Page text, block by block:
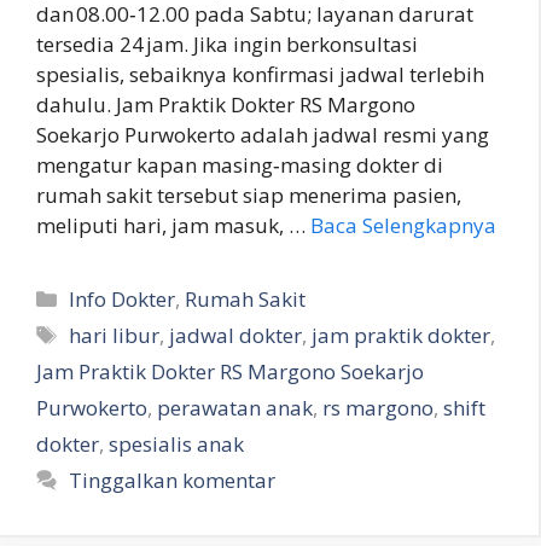
dan 08.00‑12.00 pada Sabtu; layanan darurat
tersedia 24 jam. Jika ingin berkonsultasi
spesialis, sebaiknya konfirmasi jadwal terlebih
dahulu. Jam Praktik Dokter RS Margono
Soekarjo Purwokerto adalah jadwal resmi yang
mengatur kapan masing‑masing dokter di
rumah sakit tersebut siap menerima pasien,
meliputi hari, jam masuk, … Baca Selengkapnya
Kategori
Info Dokter, Rumah Sakit
Tag
hari libur, jadwal dokter, jam praktik dokter,
Jam Praktik Dokter RS Margono Soekarjo
Purwokerto, perawatan anak, rs margono, shift
dokter, spesialis anak
Tinggalkan komentar